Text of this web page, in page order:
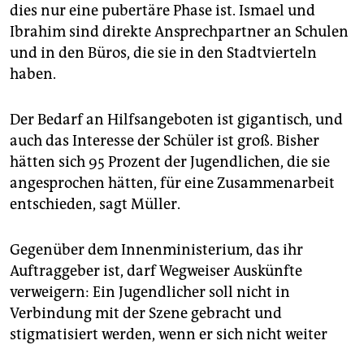
dies nur eine pubertäre Phase ist. Ismael und
Ibrahim sind direkte Ansprechpartner an Schulen
und in den Büros, die sie in den Stadtvierteln
haben.
Der Bedarf an Hilfsangeboten ist gigantisch, und
auch das Interesse der Schüler ist groß. Bisher
hätten sich 95 Prozent der Jugendlichen, die sie
angesprochen hätten, für eine Zusammenarbeit
entschieden, sagt Müller.
Gegenüber dem Innenministerium, das ihr
Auftraggeber ist, darf Wegweiser Auskünfte
verweigern: Ein Jugendlicher soll nicht in
Verbindung mit der Szene gebracht und
stigmatisiert werden, wenn er sich nicht weiter